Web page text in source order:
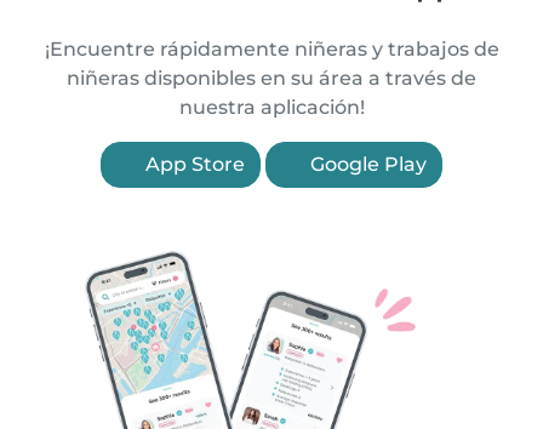
¡Encuentre rápidamente niñeras y trabajos de
niñeras disponibles en su área a través de
nuestra aplicación!
App Store Google Play